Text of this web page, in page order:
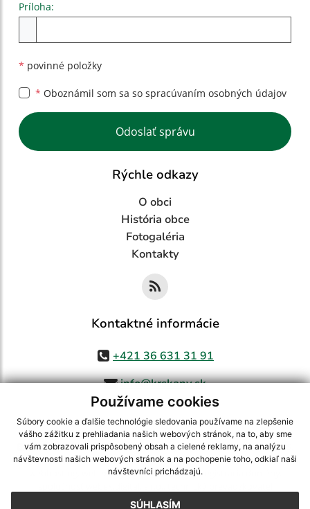
Používame cookies
Súbory cookie a ďalšie technológie sledovania používame na zlepšenie
vášho zážitku z prehliadania našich webových stránok, na to, aby sme
vám zobrazovali prispôsobený obsah a cielené reklamy, na analýzu
návštevnosti našich webových stránok a na pochopenie toho, odkiaľ naši
návštevníci prichádzajú.
SÚHLASÍM
Príloha:
* povinné položky
* Oboznámil som sa so spracúvaním osobných údajov
Google reCaptcha Response
Odoslať správu
Rýchle odkazy
O obci
História obce
Fotogaléria
Kontakty
Kontaktné informácie
+421 36 631 31 91
info@krskany.sk
využite možnosť získavania aktuálnych informácií s využitím RSS
CMS systém (redakčný) systém ECHELON 2,Mapa stránok,web portál
webex.digital, s.r.o.,domény,registrácia domény